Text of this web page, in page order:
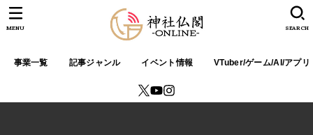
事業一覧 記事ジャンル イベント情報 VTuber/ゲーム/AI/アプリ
SEARCH
MENU